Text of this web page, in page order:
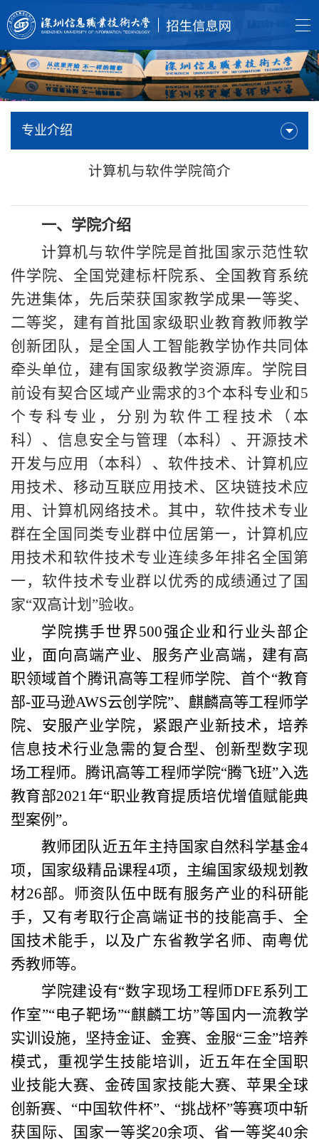
专业介绍
计算机与软件学院简介
一、 学院介绍
计算机与软件学院是首批国家示范性软
件学院、全国党建标杆院系、全国教育系统
先进集体，先后荣获国家教学成果一等奖、
二等奖，建有首批国家级职业教育教师教学
创新团队，是全国人工智能教学协作共同体
牵头单位，建有国家级教学资源库。学院目
前设有契合区域产业需求的3个本科专业和5
个专科专业，分别为软件工程技术（本
科）、信息安全与管理（本科）、开源技术
开发与应用（本科）、软件技术、计算机应
用技术、移动互联应用技术、区块链技术应
用、计算机网络技术。其中，软件技术专业
群在全国同类专业群中位居第一，计算机应
用技术和软件技术专业连续多年排名全国第
一，软件技术专业群以优秀的成绩通过了国
家“双高计划”验收。
学院携手世界500强企业和行业头部企
业，面向高端产业、服务产业高端，建有高
职领域首个腾讯高等工程师学院、首个“教育
部-亚马逊AWS云创学院”、麒麟高等工程师学
院、安服产业学院，紧跟产业新技术，培养
信息技术行业急需的复合型、创新型数字现
场工程师。腾讯高等工程师学院“腾飞班”入选
教育部2021年“职业教育提质培优增值赋能典
型案例”。
教师团队近五年主持国家自然科学基金4
项，国家级精品课程4项，主编国家级规划教
材26部。师资队伍中既有服务产业的科研能
手，又有考取行企高端证书的技能高手、全
国技术能手，以及广东省教学名师、南粤优
秀教师等。
学院建设有“数字现场工程师DFE系列工
作室”“电子靶场”“麒麟工坊”等国内一流教学
实训设施，坚持金证、金赛、金服“三金”培养
模式，重视学生技能培训，近五年在全国职
业技能大赛、金砖国家技能大赛、苹果全球
创新赛、“中国软件杯”、“挑战杯”等赛项中斩
获国际、国家一等奖20余项、省一等奖40余